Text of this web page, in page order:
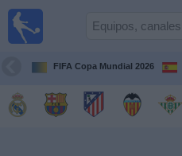
FIFA Copa Mundial 2026
Guía de
Televisados